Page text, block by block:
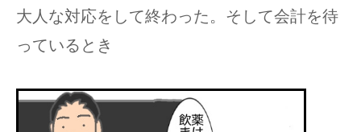
大人な対応をして終わった。そして会計を待
っているとき